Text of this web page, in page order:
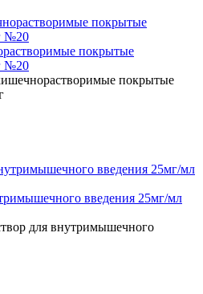
покрытые
№20
покрытые
введения 25мг/мл
для внутримышечного